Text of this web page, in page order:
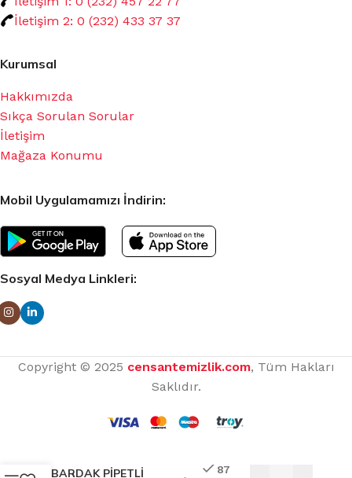
İletişim 2: 0 (232) 433 37 37
Kurumsal
Hakkımızda
Sıkça Sorulan Sorular
İletişim
Mağaza Konumu
Mobil Uygulamamızı İndirin:
Sosyal Medya Linkleri:
Copyright © 2025 censantemizlik.com, Tüm Hakları
Saklıdır.
BARDAK PİPETLİ
87